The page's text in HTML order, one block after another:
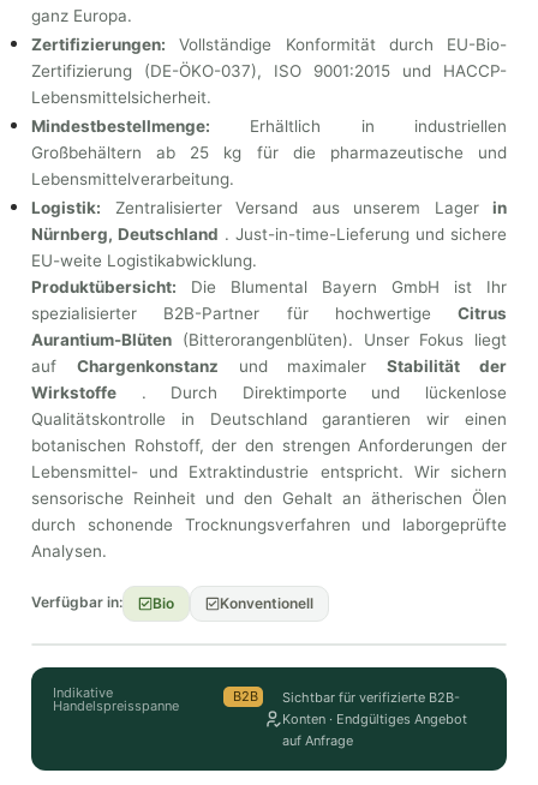
ganz Europa.
Zertifizierungen: Vollständige Konformität durch EU-Bio-
Zertifizierung (DE-ÖKO-037), ISO 9001:2015 und HACCP-
Lebensmittelsicherheit.
Mindestbestellmenge: Erhältlich in industriellen
Großbehältern ab 25 kg für die pharmazeutische und
Lebensmittelverarbeitung.
Logistik: Zentralisierter Versand aus unserem Lager in
Nürnberg, Deutschland . Just-in-time-Lieferung und sichere
EU-weite Logistikabwicklung.
Produktübersicht: Die Blumental Bayern GmbH ist Ihr
spezialisierter B2B-Partner für hochwertige Citrus
Aurantium-Blüten (Bitterorangenblüten). Unser Fokus liegt
auf Chargenkonstanz und maximalerStabilität der
Wirkstoffe . Durch Direktimporte und lückenlose
Qualitätskontrolle in Deutschland garantieren wir einen
botanischen Rohstoff, der den strengen Anforderungen der
Lebensmittel- und Extraktindustrie entspricht. Wir sichern
sensorische Reinheit und den Gehalt an ätherischen Ölen
durch schonende Trocknungsverfahren und laborgeprüfte
Analysen.
Verfügbar in: Bio Konventionell
Indikative
Handelspreisspanne
B2B
Sichtbar für verifizierte B2B-
Konten · Endgültiges Angebot
auf Anfrage